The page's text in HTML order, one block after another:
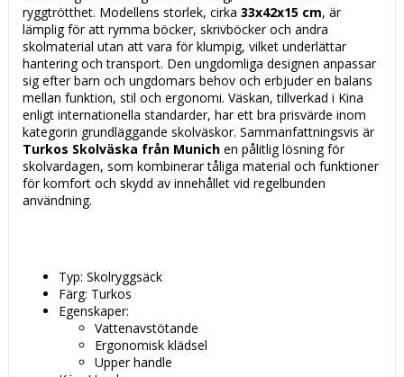
ryggtrötthet. Modellens storlek, cirka 33x42x15 cm, är
lämplig för att rymma böcker, skrivböcker och andra
skolmaterial utan att vara för klumpig, vilket underlättar
hantering och transport. Den ungdomliga designen anpassar
sig efter barn och ungdomars behov och erbjuder en balans
mellan funktion, stil och ergonomi. Väskan, tillverkad i Kina
enligt internationella standarder, har ett bra prisvärde inom
kategorin grundläggande skolväskor. Sammanfattningsvis är
Turkos Skolväska från Munich en pålitlig lösning för
skolvardagen, som kombinerar tåliga material och funktioner
för komfort och skydd av innehållet vid regelbunden
användning.
Typ: Skolryggsäck
Färg: Turkos
Egenskaper:
Vattenavstötande
Ergonomisk klädsel
Upper handle